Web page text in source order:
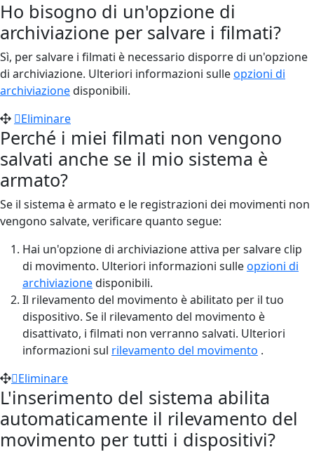
Ho bisogno di un'opzione di
archiviazione per salvare i filmati?
Sì, per salvare i filmati è necessario disporre di un'opzione
di archiviazione. Ulteriori informazioni sulleopzioni di
archiviazionedisponibili.
Eliminare
Perché i miei filmati non vengono
salvati anche se il mio sistema è
armato?
Se il sistema è armato e le registrazioni dei movimenti non
vengono salvate, verificare quanto segue:
Hai un'opzione di archiviazione attiva per salvare clip
di movimento. Ulteriori informazioni sulleopzioni di
archiviazionedisponibili.
Il rilevamento del movimento è abilitato per il tuo
dispositivo. Se il rilevamento del movimento è
disattivato, i filmati non verranno salvati. Ulteriori
informazioni sul rilevamento del movimento .
Eliminare
L'inserimento del sistema abilita
automaticamente il rilevamento del
movimento per tutti i dispositivi?